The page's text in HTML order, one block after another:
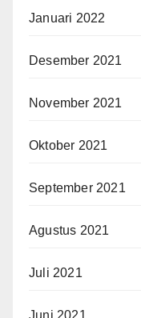
Januari 2022
Desember 2021
November 2021
Oktober 2021
September 2021
Agustus 2021
Juli 2021